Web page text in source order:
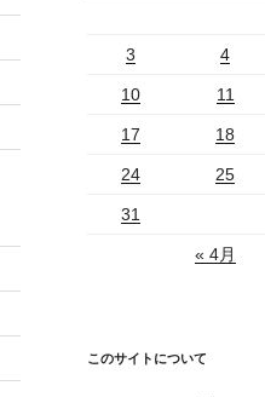
3 4
10 11
17 18
24 25
31
« 4月
このサイトについて